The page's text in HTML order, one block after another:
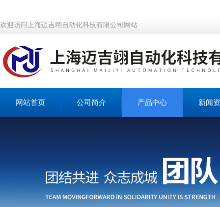
欢迎访问上海迈吉翊自动化科技有限公司网站
网站首页 公司简介 产品中心 新闻